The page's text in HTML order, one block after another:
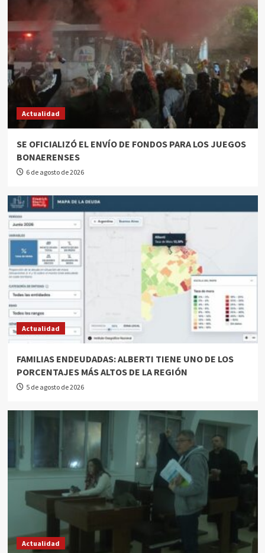
Actualidad
SE OFICIALIZÓ EL ENVÍO DE FONDOS PARA LOS JUEGOS
BONAERENSES
6 de agosto de 2026
Actualidad
FAMILIAS ENDEUDADAS: ALBERTI TIENE UNO DE LOS
PORCENTAJES MÁS ALTOS DE LA REGIÓN
5 de agosto de 2026
Actualidad